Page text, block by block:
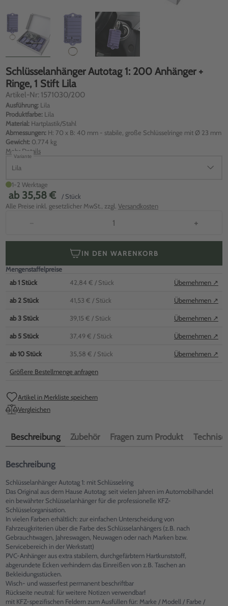
Schlüsselanhänger Autotag 1: 200 Anhänger +
Ringe, 1 Stift Lila
Artikel-Nr: 1571030/200
Ausführung: Lila
Produktfarbe: Lila
Material: Hartplastik/Stahl
Abmessungen: H: 70 x B: 40 mm - stabile, große Schlüsselringe mit Ø 23 mm
Gewicht: 0.774 kg
Mehr Details
Variante
Lila
1-2 Werktage
ab 35,58 €
/ Stück
Alle Preise inkl. gesetzlicher MwSt., zzgl. Versandkosten
− +
IN DEN WARENKORB
Mengenstaffelpreise
ab1 Stück 42,84 € / Stück Übernehmen ↗
ab 2 Stück 41,53 € / Stück Übernehmen ↗
ab3 Stück 39,15 € / Stück Übernehmen ↗
ab 5 Stück 37,49 € / Stück Übernehmen ↗
ab10 Stück 35,58 € / Stück Übernehmen ↗
Größere Bestellmenge anfragen
Artikel in Merkliste speichern
Vergleichen
Beschreibung Zubehör Fragen zum Produkt
Beschreibung
Schlüsselanhänger Autotag 1: mit Schlüsselring
Das Original aus dem Hause Autotag: seit vielen Jahren im Automobilhandel
ein bewährter Schlüsselanhänger für die professionelle KFZ-
Schlüsselorganisation.
In vielen Farben erhältlich: zur einfachen Unterscheidung von
Fahrzeugkriterien über die Farbe des Schlüsselanhängers (z.B. nach
Gebrauchtwagen, Jahreswagen, Neuwagen oder nach Marken bzw.
Servicebereich in der Werkstatt)
PVC-Anhänger aus extra stabilem, durchgefärbtem Hartkunststoff,
abgerundete Ecken verhindern das Einreißen von z.B. Taschen an
Bekleidungsstücken.
Wisch- und wasserfest permanent beschriftbar
Rückseite neutral: für weitere Notizen verwendbar!
mit KFZ-spezifischen Feldern zum Ausfüllen für: Marke / Modell / Farbe /